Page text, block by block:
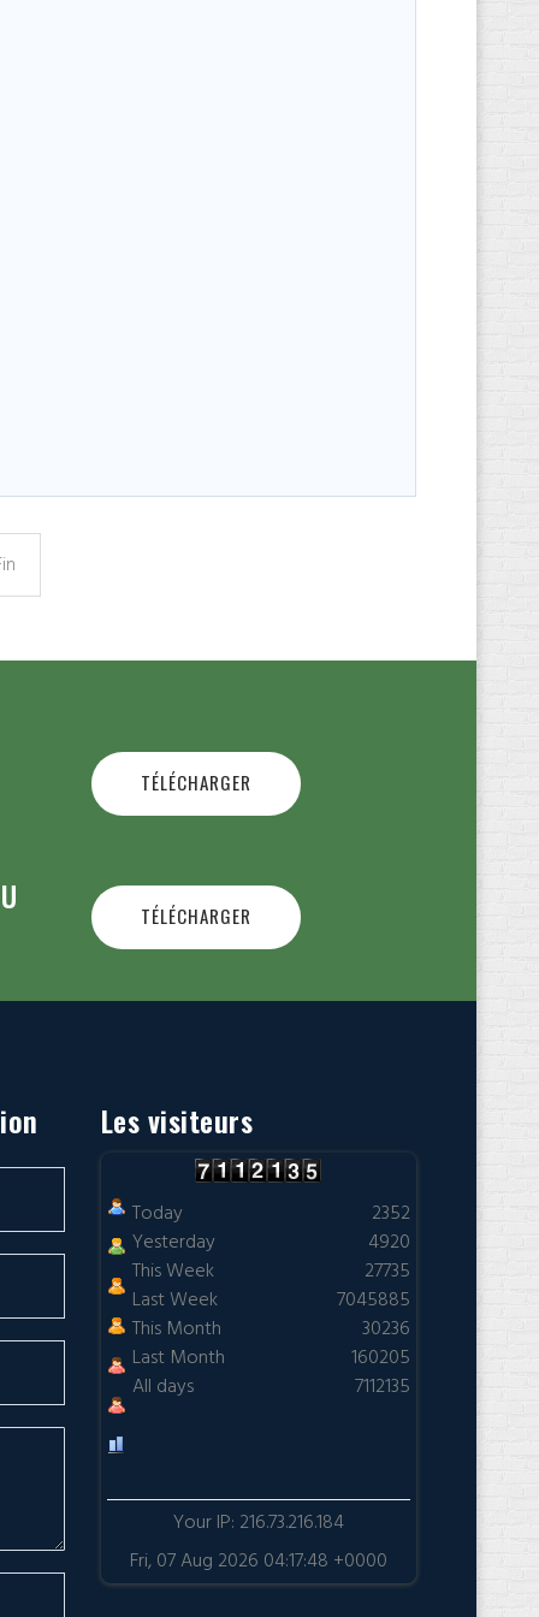
TÉLÉCHARGER
TÉLÉCHARGER
Les visiteurs
Today
Yesterday
This Week
Last Week
This Month
Last Month
All days
2352
4920
27735
7045885
30236
160205
7112135
Your IP: 216.73.216.184
Fri, 07 Aug 2026 04:17:48 +0000